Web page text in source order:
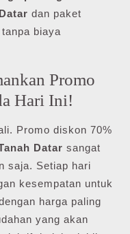
dan paket
biaya
Promo
Hari Ini!
Promo diskon 70%
Datar sangat
saja. Setiap hari
kesempatan untuk
harga paling
yang akan